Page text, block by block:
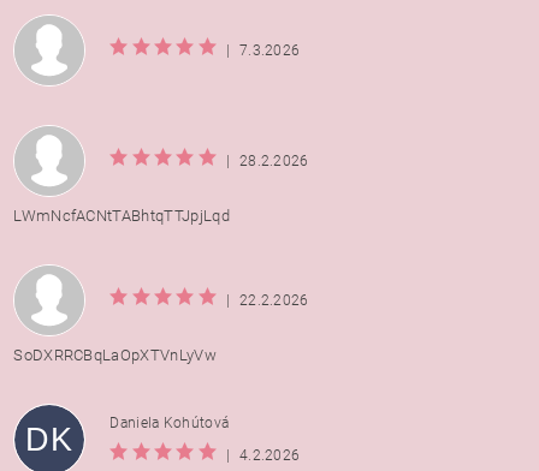
| 7.3.2026
| 28.2.2026
LWmNcfACNtTABhtqTTJpjLqd
| 22.2.2026
SoDXRRCBqLaOpXTVnLyVw
DK
Daniela Kohútová
|
4.2.2026